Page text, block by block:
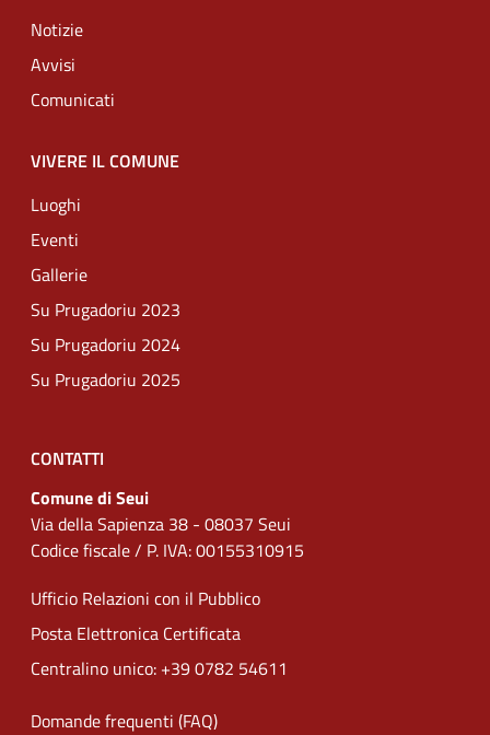
Notizie
Avvisi
Comunicati
VIVERE IL COMUNE
Luoghi
Eventi
Gallerie
Su Prugadoriu 2023
Su Prugadoriu 2024
Su Prugadoriu 2025
CONTATTI
Comune di Seui
Via della Sapienza 38 - 08037 Seui
Codice fiscale / P. IVA: 00155310915
Ufficio Relazioni con il Pubblico
Posta Elettronica Certificata
Centralino unico: +39 0782 54611
Domande frequenti (FAQ)